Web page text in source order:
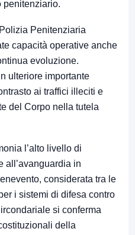
penitenziario.
Penitenziaria
capacità operative anche
evoluzione.
ulteriore importante
ai traffici illeciti e
del Corpo nella tutela
l’alto livello di
all’avanguardia in
considerata tra le
i sistemi di difesa contro
si conferma
della